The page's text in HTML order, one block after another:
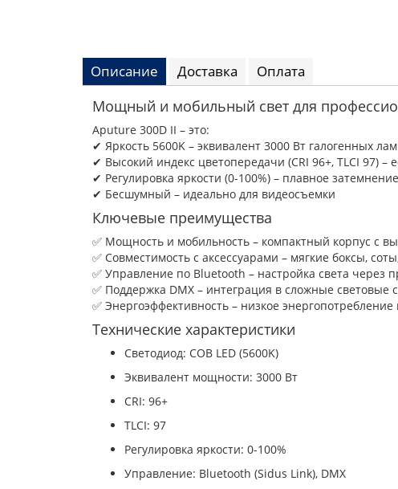
Описание Доставка Оплата
Мощный и мобильный свет для
Aputure 300D II – это:
✔ Яркость 5600K – эквивалент 3000 Вт галогенных
✔ Высокий индекс цветопередачи (CRI 96+, TLCI 97) –
✔ Регулировка яркости (0-100%) – плавное
✔ Бесшумный – идеально для видеосъемки
Ключевые преимущества
✅ Мощность и мобильность – компактный корпус с
✅ Совместимость с аксессуарами – мягкие боксы,
✅ Управление по Bluetooth – настройка света через
✅ Поддержка DMX – интеграция в сложные световые
✅ Энергоэффективность – низкое
Технические характеристики
Светодиод: COB LED (5600K)
Эквивалент мощности: 3000 Вт
CRI: 96+
TLCI: 97
Регулировка яркости: 0-100%
Управление: Bluetooth (Sidus Link), DMX